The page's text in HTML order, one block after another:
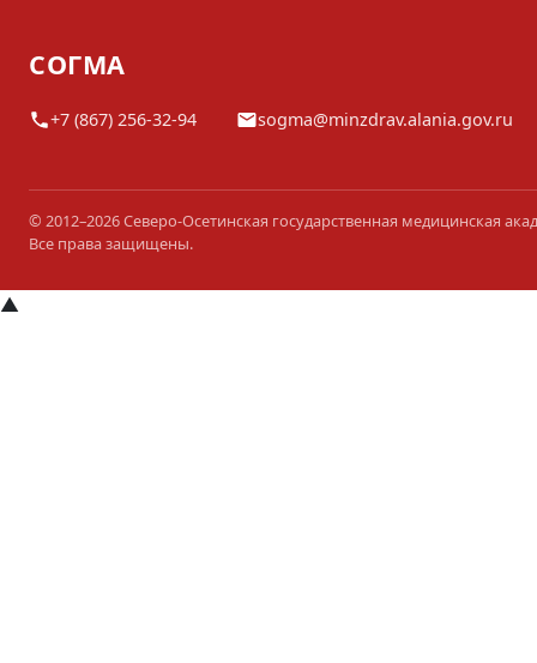
СОГМА
+7 (867) 256-32-94 sogma@minzdrav.alania.gov.ru
© 2012–2026 Северо-Осетинская государственная медицинская
Все права защищены.
▲